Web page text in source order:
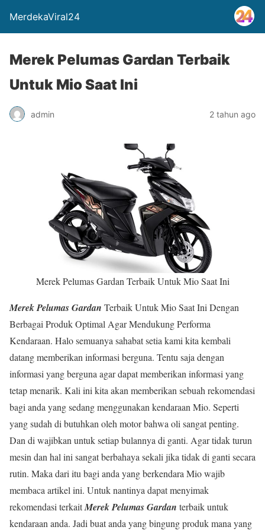
MerdekaViral24
Merek Pelumas Gardan Terbaik
Untuk Mio Saat Ini
admin 2 tahun ago
Merek Pelumas Gardan Terbaik Untuk Mio Saat Ini
Merek Pelumas Gardan Terbaik Untuk Mio Saat Ini Dengan
Berbagai Produk Optimal Agar Mendukung Performa
Kendaraan. Halo semuanya sahabat setia kami kita kembali
datang memberikan informasi berguna. Tentu saja dengan
informasi yang berguna agar dapat memberikan informasi yang
tetap menarik. Kali ini kita akan memberikan sebuah rekomendasi
bagi anda yang sedang menggunakan kendaraan Mio. Seperti
yang sudah di butuhkan oleh motor bahwa oli sangat penting.
Dan di wajibkan untuk setiap bulannya di ganti. Agar tidak turun
mesin dan hal ini sangat berbahaya sekali jika tidak di ganti secara
rutin. Maka dari itu bagi anda yang berkendara Mio wajib
membaca artikel ini. Untuk nantinya dapat menyimak
rekomendasi terkaitMerek Pelumas Gardan terbaik untuk
kendaraan anda. Jadi buat anda yang bingung produk mana yang